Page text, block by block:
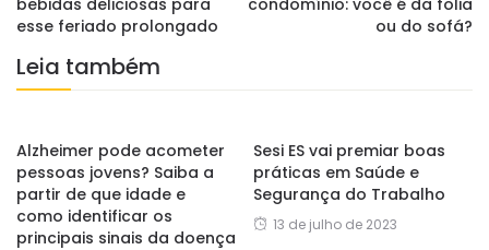
bebidas deliciosas para
esse feriado prolongado
condomínio: você é da folia
ou do sofá?
Leia também
Alzheimer pode acometer
pessoas jovens? Saiba a
partir de que idade e
como identificar os
principais sinais da doença
Sesi ES vai premiar boas
práticas em Saúde e
Segurança do Trabalho
13 de julho de 2023